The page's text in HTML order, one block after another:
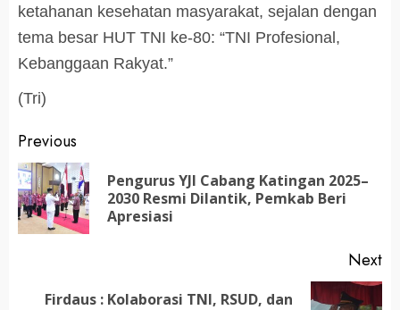
ketahanan kesehatan masyarakat, sejalan dengan
tema besar HUT TNI ke-80: “TNI Profesional,
Kebanggaan Rakyat.”
(Tri)
Post
navigation
Previous
Pengurus YJI Cabang Katingan 2025–
2030 Resmi Dilantik, Pemkab Beri
Apresiasi
Next
Firdaus : Kolaborasi TNI, RSUD, dan